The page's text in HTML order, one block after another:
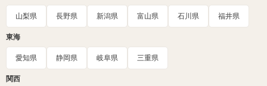
山梨県 長野県 新潟県 富山県 石川県 福井県
東海
愛知県 静岡県 岐阜県 三重県
関西